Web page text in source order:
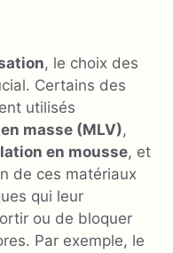
, le choix des
Certains des
utilisés
masse (MLV),
en mousse, et
de ces matériaux
qui leur
ou de bloquer
Par exemple, le